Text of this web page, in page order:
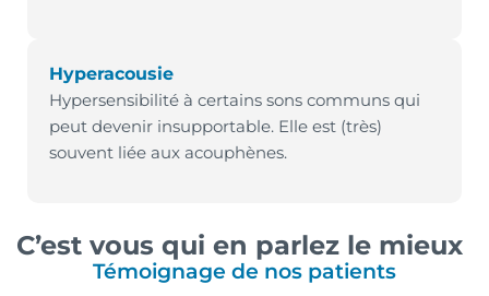
Hyperacousie
Hypersensibilité à certains sons communs qui
peut devenir insupportable. Elle est (très)
souvent liée aux acouphènes.
C’est vous qui en parlez le mieux
Témoignage de nos patients